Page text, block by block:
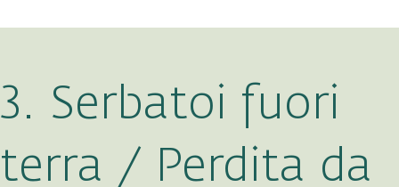
3. Serbatoi fuori
terra / Perdita da